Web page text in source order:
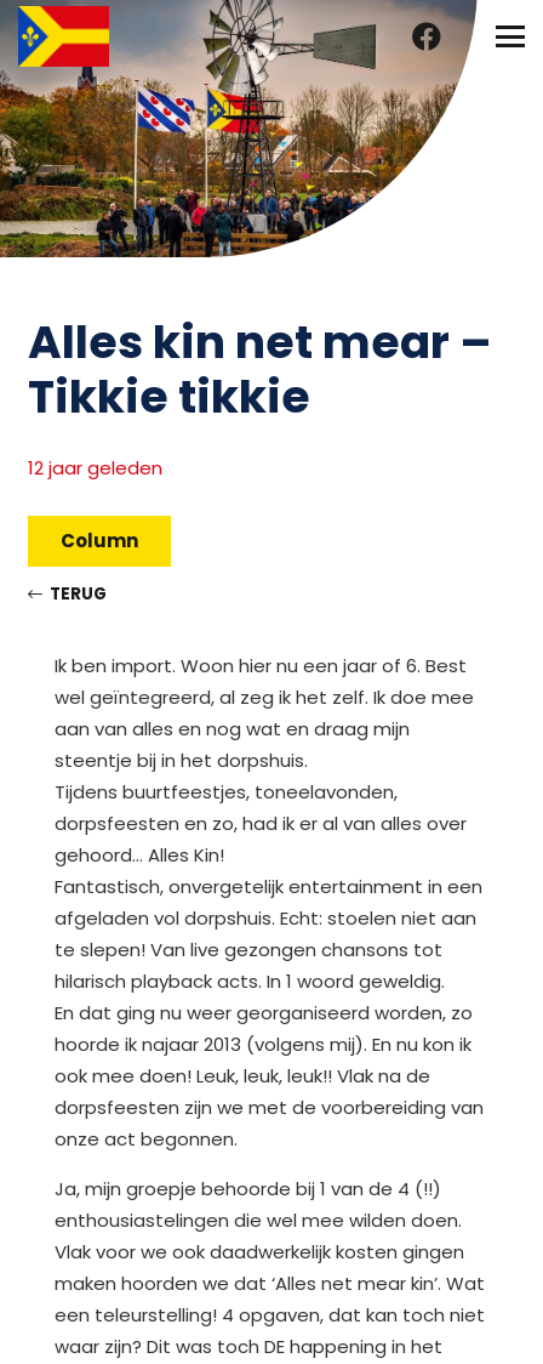
Alles kin net mear –
Tikkie tikkie
12 jaar geleden
Column
TERUG
Ik ben import. Woon hier nu een jaar of 6. Best
wel geïntegreerd, al zeg ik het zelf. Ik doe mee
aan van alles en nog wat en draag mijn
steentje bij in het dorpshuis.
Tijdens buurtfeestjes, toneelavonden,
dorpsfeesten en zo, had ik er al van alles over
gehoord… Alles Kin!
Fantastisch, onvergetelijk entertainment in een
afgeladen vol dorpshuis. Echt: stoelen niet aan
te slepen! Van live gezongen chansons tot
hilarisch playback acts. In 1 woord geweldig.
En dat ging nu weer georganiseerd worden, zo
hoorde ik najaar 2013 (volgens mij). En nu kon ik
ook mee doen! Leuk, leuk, leuk!! Vlak na de
dorpsfeesten zijn we met de voorbereiding van
onze act begonnen.
Ja, mijn groepje behoorde bij 1 van de 4 (!!)
enthousiastelingen die wel mee wilden doen.
Vlak voor we ook daadwerkelijk kosten gingen
maken hoorden we dat ‘Alles net mear kin’. Wat
een teleurstelling! 4 opgaven, dat kan toch niet
waar zijn? Dit was toch DE happening in het